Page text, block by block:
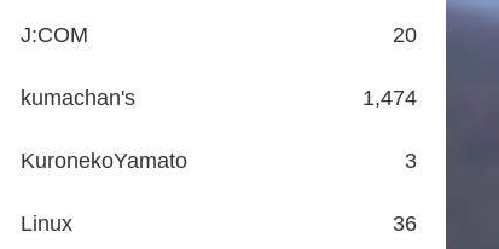
J:COM 20
kumachan's 1,474
KuronekoYamato 3
Linux 36